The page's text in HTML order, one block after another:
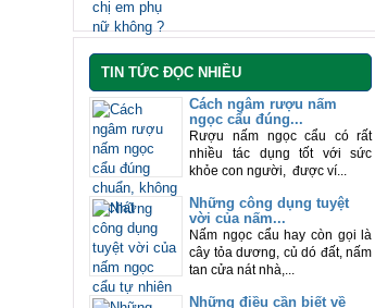
TIN TỨC ĐỌC NHIỀU
Cách ngâm rượu nấm
ngọc cẩu đúng...
Rượu nấm ngọc cẩu có rất
nhiều tác dụng tốt với sức
khỏe con người, được ví...
Những công dụng tuyệt
vời của nấm...
Nấm ngọc cẩu hay còn gọi là
cây tỏa dương, củ dó đất, nấm
tan cửa nát nhà,...
Những điều cần biết về